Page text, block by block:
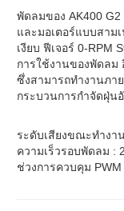
พัดลมของ AK400
และมอเตอร์แบบสาม
เงียบ ฟีเจอร์ 0-RPM
การใช้งานของพัดลม
ซึ่งสามารถทำงานภา
กระบวนการกำจัดฝุ่
ระดับเสียงขณะทำงา
ความเร็วรอบพัดลม :
ช่วงการควบคุม